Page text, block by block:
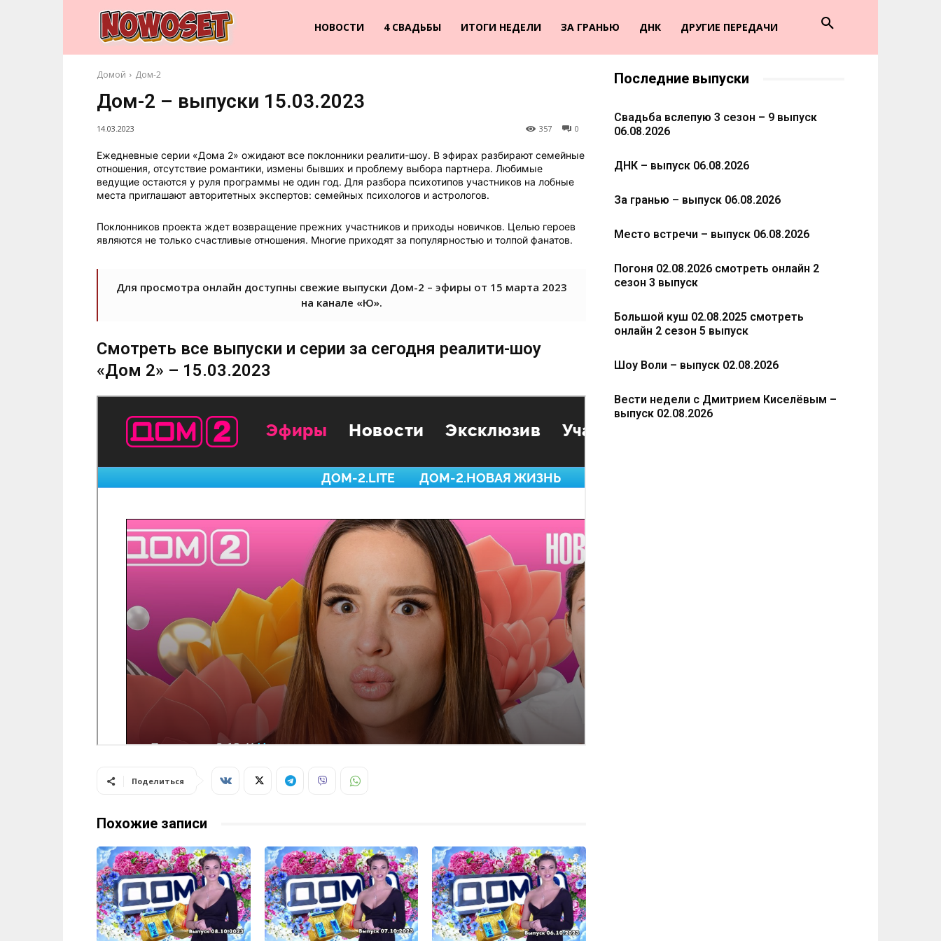
НОВОСТИ 4 СВАДЬБЫ ИТОГИ НЕДЕЛИ ЗА ГРАНЬЮ ДНК ДРУГИЕ ПЕРЕДАЧИ
Домой Дом-2
Дом-2 – выпуски 15.03.2023
0
357
14.03.2023
Ежедневные серии «Дома 2» ожидают все поклонники реалити-шоу. В эфирах разбирают семейные
отношения, отсутствие романтики, измены бывших и проблему выбора партнера. Любимые
ведущие остаются у руля программы не один год. Для разбора психотипов участников на лобные
места приглашают авторитетных экспертов: семейных психологов и астрологов.
Поклонников проекта ждет возвращение прежних участников и приходы новичков. Целью героев
являются не только счастливые отношения. Многие приходят за популярностью и толпой фанатов.
Для просмотра онлайн доступны свежие выпуски Дом-2 – эфиры от 15 марта 2023
на канале «Ю».
Смотреть все выпуски и серии за сегодня реалити-шоу
«Дом 2» – 15.03.2023
Поделиться
Похожие записи
Последние выпуски
Свадьба вслепую 3 сезон – 9 выпуск
06.08.2026
ДНК – выпуск 06.08.2026
За гранью – выпуск 06.08.2026
Место встречи – выпуск 06.08.2026
Погоня 02.08.2026 смотреть онлайн 2
сезон 3 выпуск
Большой куш 02.08.2025 смотреть
онлайн 2 сезон 5 выпуск
Шоу Воли – выпуск 02.08.2026
Вести недели с Дмитрием Киселёвым –
выпуск 02.08.2026